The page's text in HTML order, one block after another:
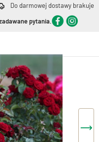
Do darmowej dostawy brakuje
pytania.